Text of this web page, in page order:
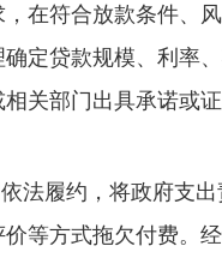
在符合放款条件、
定贷款规模、利率
关部门出具承诺或证
法履约，将政府支出
等方式拖欠付费。